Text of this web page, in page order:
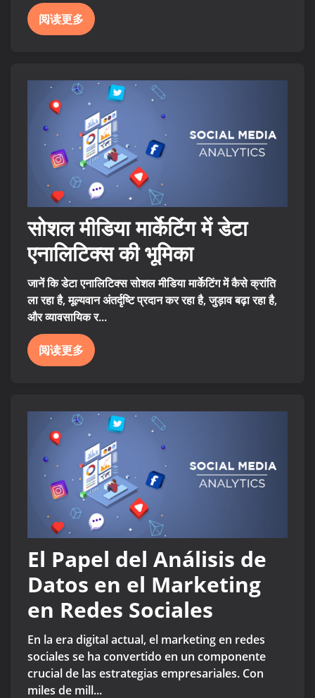
阅读更多
सोशल मीडिया मार्केटिंग में डेटा
एनालिटिक्स की भूमिका
जानें कि डेटा एनालिटिक्स सोशल मीडिया मार्केटिंग में कैसे क्रांति
ला रहा है, मूल्यवान अंतर्दृष्टि प्रदान कर रहा है, जुड़ाव बढ़ा रहा है,
और व्यावसायिक र...
阅读更多
El Papel del Análisis de
Datos en el Marketing
en Redes Sociales
En la era digital actual, el marketing en redes
sociales se ha convertido en un componente
crucial de las estrategias empresariales. Con
miles de mill...